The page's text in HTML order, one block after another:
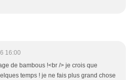
16:00
de bambous !<br /> je crois que
temps ! je ne fais plus grand chose